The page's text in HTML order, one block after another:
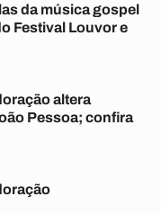
da música gospel
Festival Louvor e
altera
Pessoa; confira